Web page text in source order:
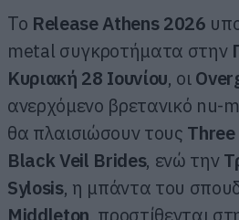
Το Release Athens 2026
metal συγκροτήματα στην
Κυριακή 28 Ιουνίου, οι
ανερχόμενο βρετανικό
θα πλαισιώσουν τους
Black Veil Brides, ενώ την
Sylosis, η μπάντα του
Middleton, προστίθενται